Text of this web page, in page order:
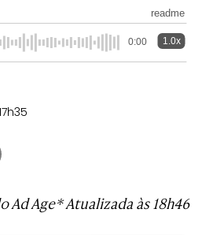
readme
0:00 1.0x
Ad Age* Atualizada às 18h46